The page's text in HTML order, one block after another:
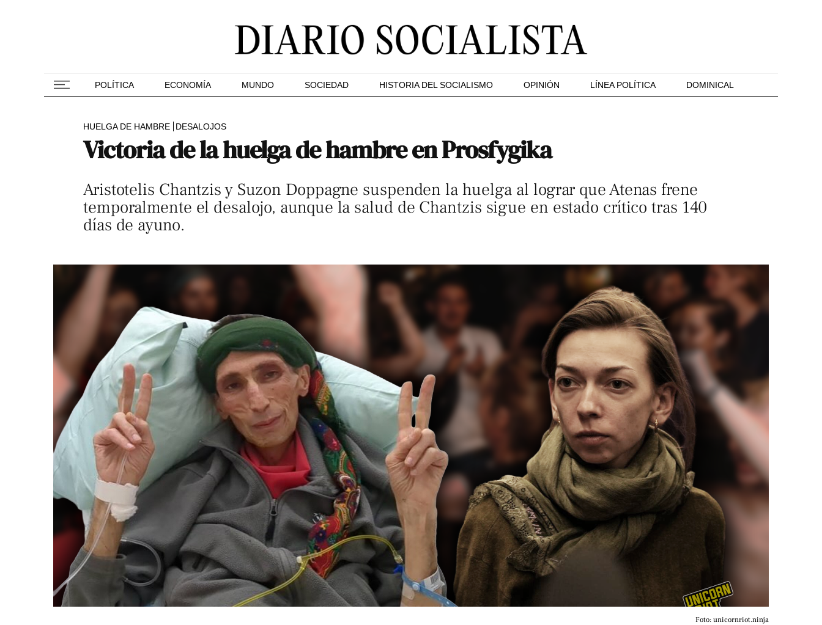
POLÍTICA ECONOMÍA MUNDO SOCIEDAD HISTORIA DEL SOCIALISMO OPINIÓN LÍNEA POLÍTICA DOMINICAL
HUELGA DE HAMBRE DESALOJOS
Victoria de la huelga de hambre en Prosfygika
Aristotelis Chantzis y Suzon Doppagne suspenden la huelga al lograr que Atenas frene
temporalmente el desalojo, aunque la salud de Chantzis sigue en estado crítico tras 140
días de ayuno.
Foto: unicornriot.ninja